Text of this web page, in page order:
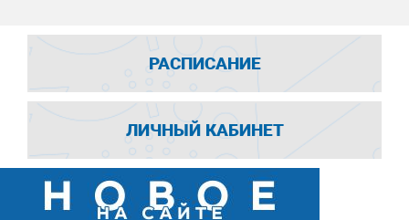
РАСПИСАНИЕ
ЛИЧНЫЙ КАБИНЕТ